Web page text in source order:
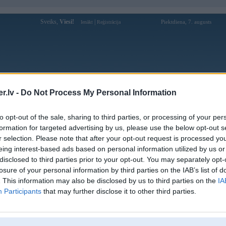
- Do Not Process My Personal Information
opt-out of the sale, sharing to third parties, or processing of your
for targeted advertising by us, please use the below opt-out
selection. Please note that after your opt-out request is processed
interest-based ads based on personal information utilized by us
to third parties prior to your opt-out. You may separately
of your personal information by third parties on the IAB’s list of
This information may also be disclosed by us to third parties on the
Participants that may further disclose it to other third parties.
Sveiks, Viesi! Ienākt Reģistrācija Piektdiena, 7. augusts
Forums Galerijas Reģistrācija Lietotāji
Lietotāja raimitis profils
Lietotājvārds:
raimitis
Braucu ar:
89/BMW530i
Nodarbošanās:
mebelu galdnieks
Intereses:
auto tjunings
Ziņojumi forumā: